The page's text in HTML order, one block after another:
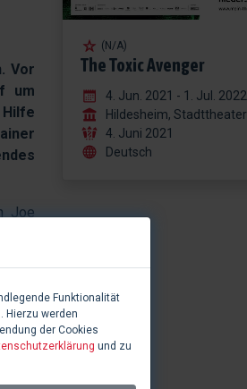
Vor
um
Joe
am
(N/A)
The Toxic Avenger
4. Jun. 2021 - 1. Jul. 2022
Hildesheim, Stadttheater
4. Juni 2021
Deutsch
Funktionalität
Hierzu werden
der Cookies
und zu